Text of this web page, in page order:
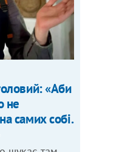
«Аби
не
самих собі.